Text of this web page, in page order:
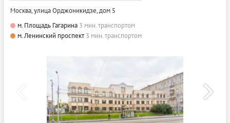
Москва, улица Орджоникидзе, дом 5
м. Площадь Гагарина 3 мин. транспортом
м. Ленинский проспект 3 мин. транспортом